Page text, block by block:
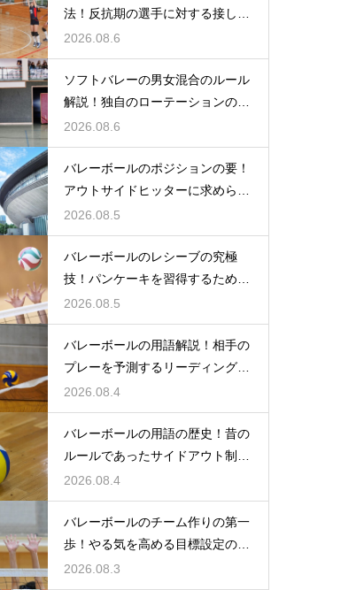
法！反抗期の選手に対する接し方
のコツ
2026.08.6
ソフトバレーの男女混合のルール
解説！独自のローテーションの規
定とは
2026.08.6
バレーボールのポジションの要！
アウトサイドヒッターに求められ
る能力
2026.08.5
バレーボールのレシーブの究極
技！パンケーキを習得するための
練習方法
2026.08.5
バレーボールの用語解説！相手の
プレーを予測するリーディングと
は何か
2026.08.4
バレーボールの用語の歴史！昔の
ルールであったサイドアウト制と
は何か
2026.08.4
バレーボールのチーム作りの第一
歩！やる気を高める目標設定の仕
方とは
2026.08.3